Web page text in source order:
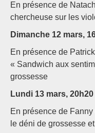
En présence de
chercheuse sur les
Dimanche 12 mars,
En présence de
« Sandwich aux
grossesse
Lundi 13 mars, 20h20
En présence de
le déni de grossesse